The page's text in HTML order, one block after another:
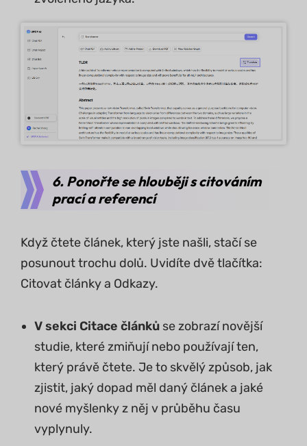
6. Ponořte se hlouběji s citováním
prací a referencí
Když čtete článek, který jste našli, stačí se
posunout trochu dolů. Uvidíte dvě tlačítka:
Citovat články a Odkazy.
V sekci Citace článků se zobrazí novější
studie, které zmiňují nebo používají ten,
který právě čtete. Je to skvělý způsob, jak
zjistit, jaký dopad měl daný článek a jaké
nové myšlenky z něj v průběhu času
vyplynuly.